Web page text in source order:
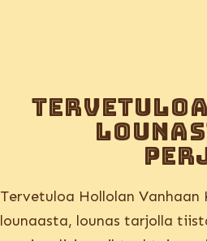
Tervetuloa Hollolan
lounaasta, lounas tarjolla